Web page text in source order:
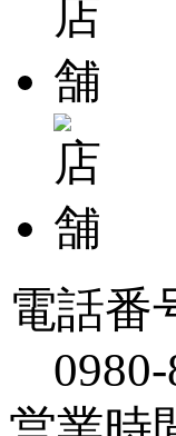
電話番